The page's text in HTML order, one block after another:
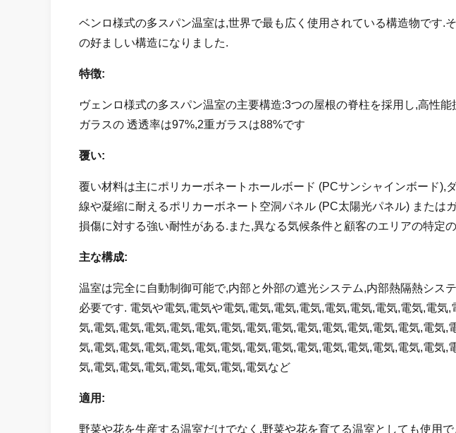
ベンロ様式の多スパン温室は,世界で最も広く使用されている構造物です
の好ましい構造になりました.
特徴:
ヴェンロ様式の多スパン温室の主要構造:3つの屋根の脊柱を採用し,高性
ガラスの 透透率は97%,2重ガラスは88%です
覆い:
覆い材料は主にポリカーボネートホールボード (PCサンシャインボード
線や凝縮に耐えるポリカーボネート空洞パネル (PC太陽光パネル) また
損傷に対する強い耐性がある.また,異なる気候条件と顧客のエリアの特定
主な構成:
温室は完全に自動制御可能で,内部と外部の遮光システム,内部熱隔熱シ
必要です. 電気や電気,電気や電気,電気,電気,電気,電気,電気,電気,電気,電
気,電気,電気,電気,電気,電気,電気,電気,電気,電気,電気,電気,電気,電気,電気
気,電気,電気,電気,電気,電気,電気,電気,電気,電気,電気,電気,電気,電気,電気
気,電気,電気,電気,電気,電気,電気,電気など
適用:
野菜や花を生産する温室だけでなく,野菜や花を育てる温室としても使用で